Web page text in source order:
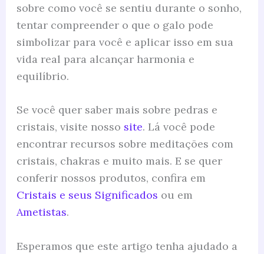
sobre como você se sentiu durante o sonho,
tentar compreender o que o galo pode
simbolizar para você e aplicar isso em sua
vida real para alcançar harmonia e
equilíbrio.
Se você quer saber mais sobre pedras e
cristais, visite nosso site. Lá você pode
encontrar recursos sobre meditações com
cristais, chakras e muito mais. E se quer
conferir nossos produtos, confira em
Cristais e seus Significados ou em
Ametistas.
Esperamos que este artigo tenha ajudado a